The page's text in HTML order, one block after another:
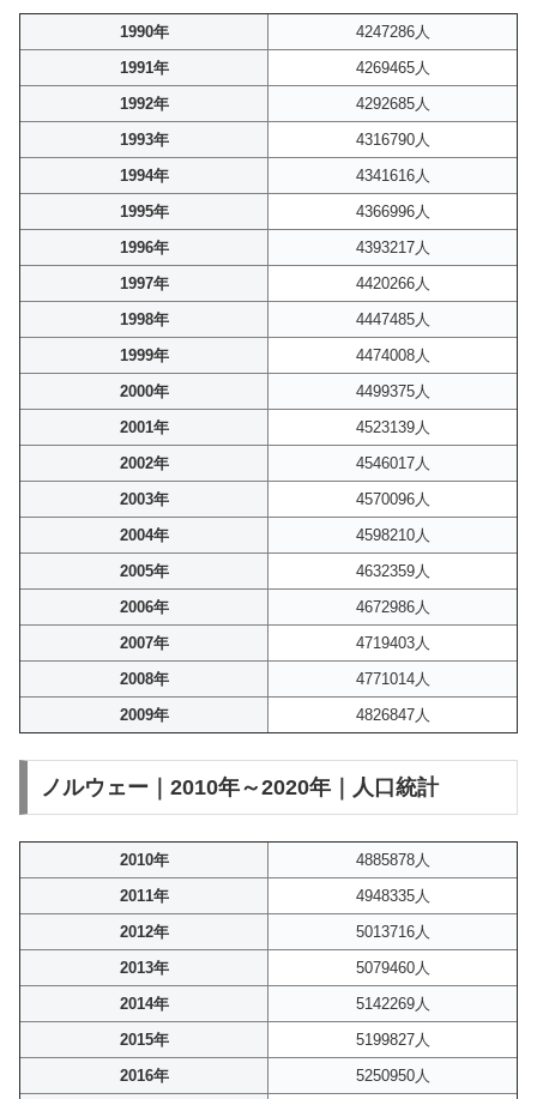
1990年
4247286人
1991年
4269465人
1992年
4292685人
1993年
4316790人
1994年
4341616人
1995年
4366996人
1996年
4393217人
1997年
4420266人
1998年
4447485人
1999年
4474008人
2000年
4499375人
2001年
4523139人
2002年
4546017人
2003年
4570096人
2004年
4598210人
2005年
4632359人
2006年
4672986人
2007年
4719403人
2008年
4771014人
2009年
4826847人
ノルウェー｜2010年～2020年｜人口統計
2010年
4885878人
2011年
4948335人
2012年
5013716人
2013年
5079460人
2014年
5142269人
2015年
5199827人
2016年
5250950人